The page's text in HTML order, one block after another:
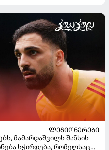
ᲚᲔᲒᲘᲝᲜᲔᲠᲔᲑᲘ
მამარდაშვილს შანსის
სჭირდება, რომელსაც